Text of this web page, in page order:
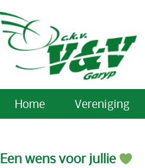
Home Vereniging
Een wens voor jullie